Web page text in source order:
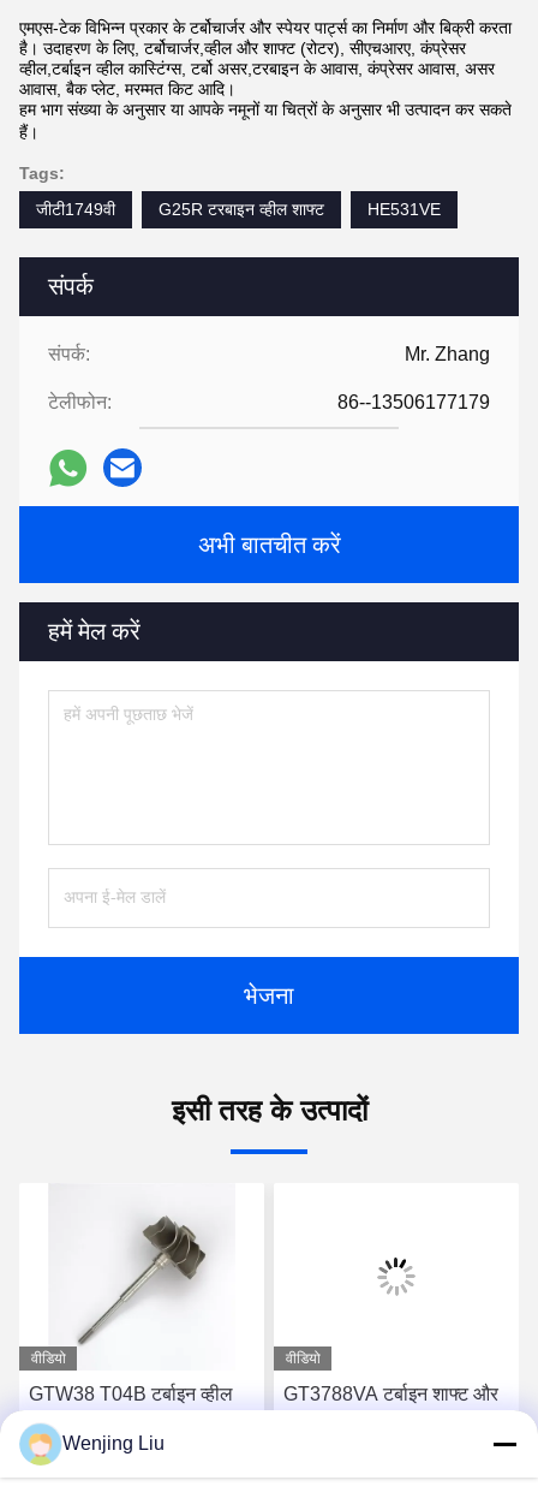
संपर्क
संपर्क: Mr. Zhang
टेलीफोन: 86--13506177179
अभी बातचीत करें
हमें मेल करें
भेजना
एमएस-टेक विभिन्न प्रकार के टर्बोचार्जर और स्पेयर पार्ट्स का निर्माण और बिक्री करता
है। उदाहरण के लिए, टर्बोचार्जर,व्हील और शाफ्ट (रोटर), सीएचआरए, कंप्रेसर
व्हील,टर्बाइन व्हील कास्टिंग्स, टर्बो असर,टरबाइन के आवास, कंप्रेसर आवास, असर
आवास, बैक प्लेट, मरम्मत किट आदि।
हम भाग संख्या के अनुसार या आपके नमूनों या चित्रों के अनुसार भी उत्पादन कर सकते
हैं।
Tags:
जीटी1749वी
G25R टरबाइन व्हील शाफ्ट HE531VE
इसी तरह के उत्पादों
वीडियो
GTW38 T04B टर्बाइन व्हील
शाफ्ट 407276-6 407276-19
446905-2 446905-5
टर्बोचार्जर के लिए
वीडियो
GT3788VA टर्बाइन शाफ्ट और
848212-5002S टर्बोचार्जर के
लिए
Wenjing Liu